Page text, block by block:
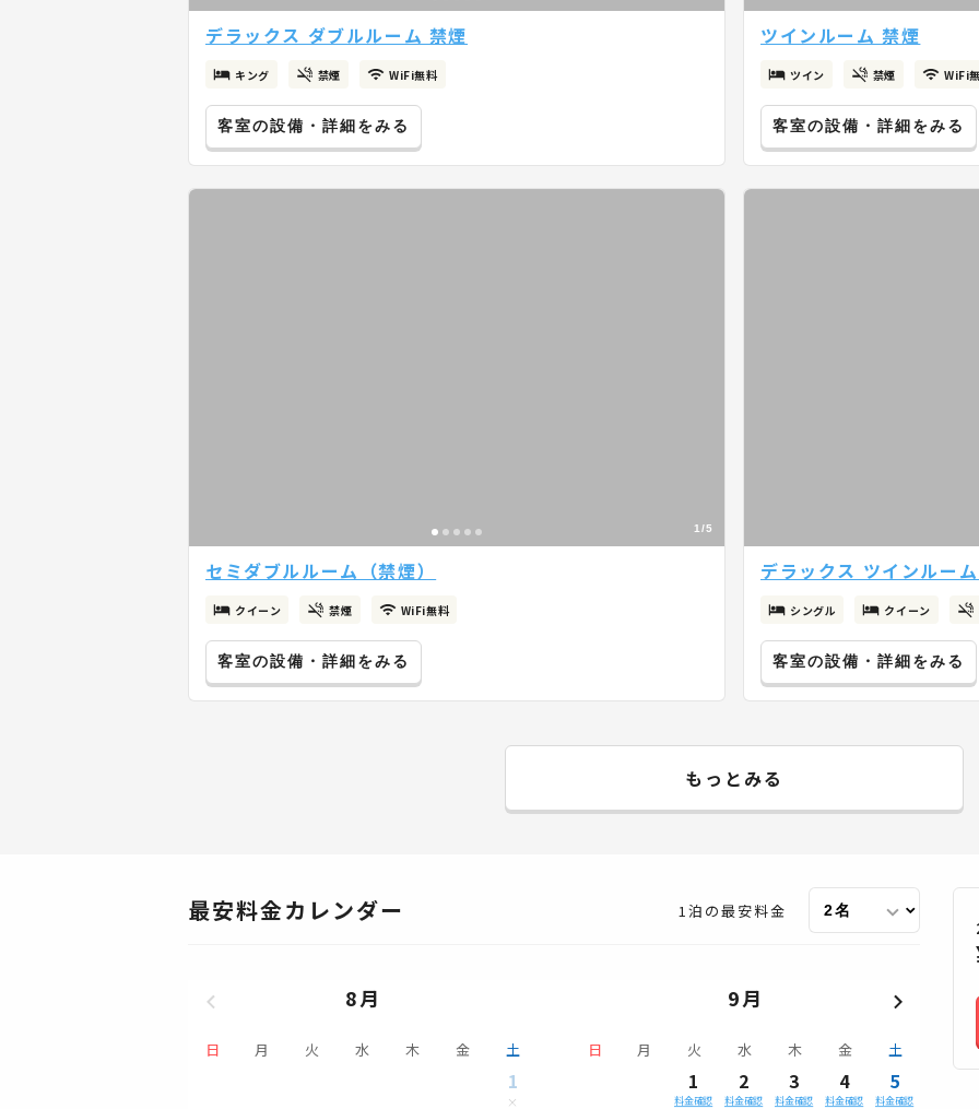
デラックス ダブルルーム 禁煙
キング 禁煙 WiFi無料
客室の設備・詳細をみる
ツインルーム 禁煙
ツイン 禁煙 WiFi
客室の設備・詳細をみる
1/5
セミダブルルーム（禁煙）
クイーン 禁煙 WiFi無料
客室の設備・詳細をみる
デラックス ツインルー
シングル クイーン
客室の設備・詳細をみる
もっとみる
最安料金カレンダー 1泊の最安料金
8月
日 月 火 水 木 金 土
1
9月
日 月 火 水 木 金 土
1
料金確認
2
料金確認
3
料金確認
4
料金確認
5
料金確認